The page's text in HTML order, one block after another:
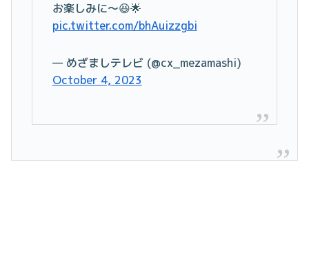
お楽しみに〜😆🌟
pic.twitter.com/bhAuizzgbi
— めざましテレビ (@cx_mezamashi)
October 4, 2023